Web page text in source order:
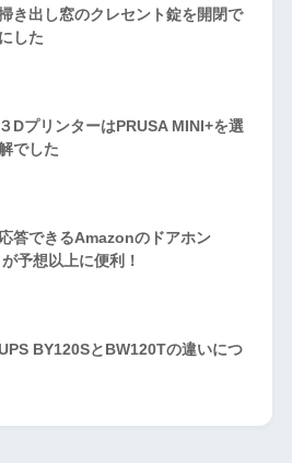
き出し窓のクレセント錠を開閉で
した
DプリンターはPRUSA MINI+を選
でした
答できるAmazonのドアホン
が予想以上に便利！
BY120SとBW120Tの違いにつ